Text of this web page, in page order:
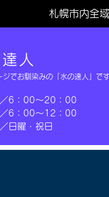
札幌市内全
ジでお馴染みの「水の達人」です
人
6：00～20：00
6：00～12：00
日曜・祝日​